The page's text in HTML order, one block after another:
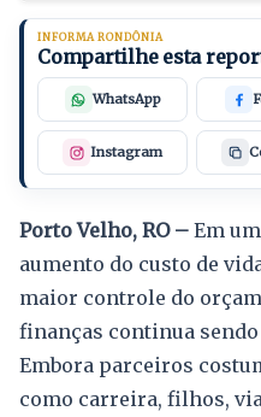
INFORMA RONDÔNIA
Compartilhe esta
WhatsApp
Instagram
Porto Velho, RO – Em
aumento do custo de
maior controle do
finanças continua
Embora parceiros
como carreira, filhos,